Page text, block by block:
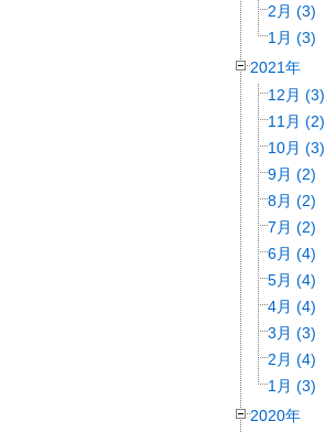
2月 (3)
1月 (3)
2021年
12月 (3)
11月 (2)
10月 (3)
9月 (2)
8月 (2)
7月 (2)
6月 (4)
5月 (4)
4月 (4)
3月 (3)
2月 (4)
1月 (3)
2020年